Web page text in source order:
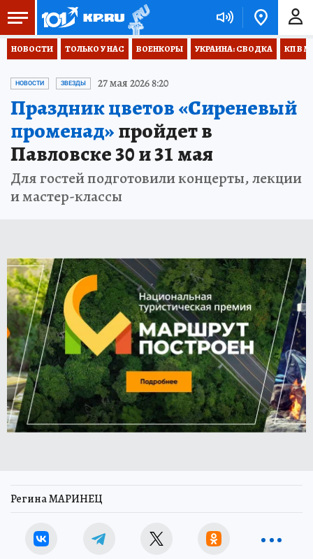
НОВОСТИ ТОЛЬКО У НАС ВОЕНКОРЫ УКРАИНА: СВОДКА КП В
НОВОСТИ ЗВЕЗДЫ 27 мая 2026 8:20
Праздник цветов «Сиреневый
променад»пройдет в
Павловске 30 и 31 мая
Для гостей подготовили концерты, лекции
и мастер-классы
Регина МАРИНЕЦ